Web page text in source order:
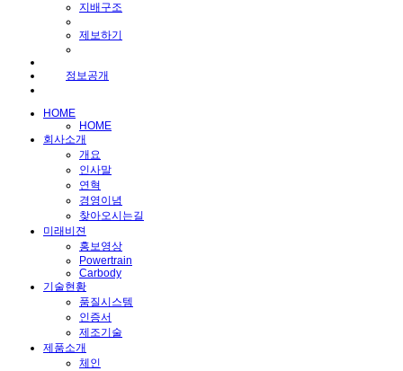
지배구조
제보하기
정보공개
HOME
HOME
회사소개
개요
인사말
연혁
경영이념
찾아오시는길
미래비젼
홍보영상
Powertrain
Carbody
기술현황
품질시스템
인증서
제조기술
제품소개
체인